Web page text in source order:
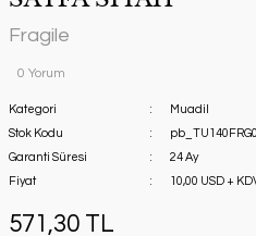
Fragile
0 Yorum
Kategori
Muadil
Stok Kodu
Garanti Süresi
24 Ay
Fiyat
10,00 USD +
571,30 TL